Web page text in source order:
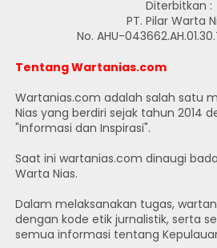
Diterbitkan :
PT. Pilar Warta
No. AHU-
Tentang Wartanias.com
Wartanias.com adalah salah satu
Nias yang berdiri sejak tahun 2014
"Informasi dan Inspirasi".
Saat ini wartanias.com dinaugi
Warta Nias.
Dalam melaksanakan tugas,
dengan kode etik jurnalistik, serta
semua informasi tentang